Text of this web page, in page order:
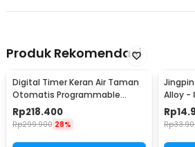
Produk Rekomendasi
Digital Timer Keran Air Taman
Otomatis Programmable
Garden Irrigation - 1383
Rp218.400
Rp299.900 28%
Alloy -
Rp
Rp